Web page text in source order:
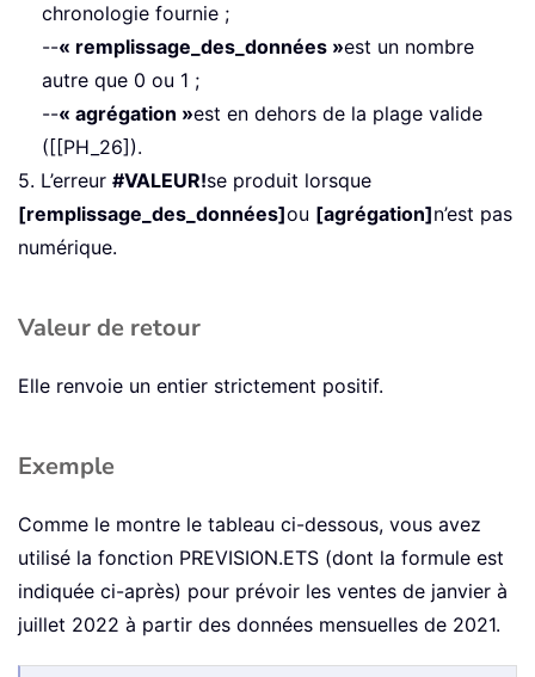
chronologie fournie ;
--« remplissage_des_données »est un nombre
autre que 0 ou 1 ;
--« agrégation »est en dehors de la plage valide
([[PH_26]).
5. L’erreur #VALEUR!se produit lorsque
[remplissage_des_données]ou [agrégation]n’est pas
numérique.
Valeur de retour
Elle renvoie un entier strictement positif.
Exemple
Comme le montre le tableau ci-dessous, vous avez
utilisé la fonction PREVISION.ETS (dont la formule est
indiquée ci-après) pour prévoir les ventes de janvier à
juillet 2022 à partir des données mensuelles de 2021.